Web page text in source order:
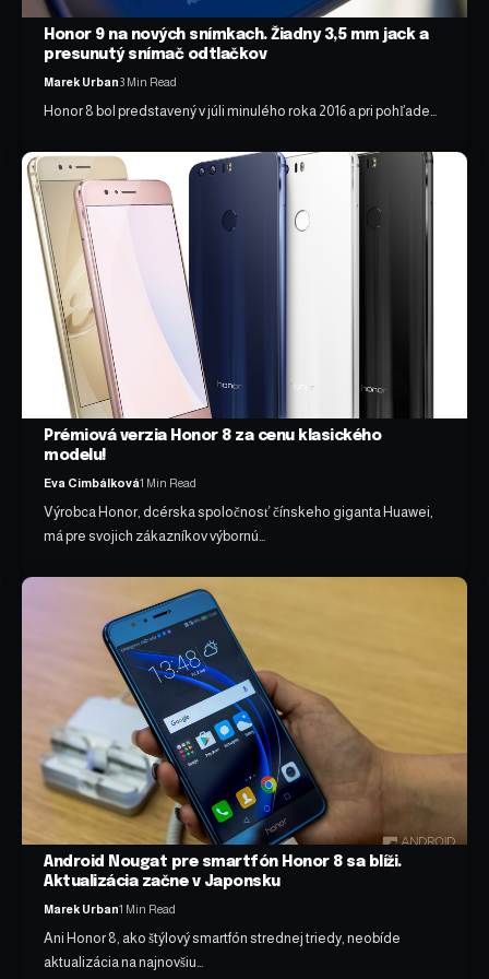
Honor 9 na nových snímkach. Žiadny 3,5 mm jack a
presunutý snímač odtlačkov
Marek Urban3 Min Read
Honor 8 bol predstavený v júli minulého roka 2016 a pri pohľade…
Prémiová verzia Honor 8 za cenu klasického
modelu!
Eva Cimbálková1 Min Read
Výrobca Honor, dcérska spoločnosť čínskeho giganta Huawei,
má pre svojich zákazníkov výbornú…
Android Nougat pre smartfón Honor 8 sa blíži.
Aktualizácia začne v Japonsku
Marek Urban1 Min Read
Ani Honor 8, ako štýlový smartfón strednej triedy, neobíde
aktualizácia na najnovšiu…